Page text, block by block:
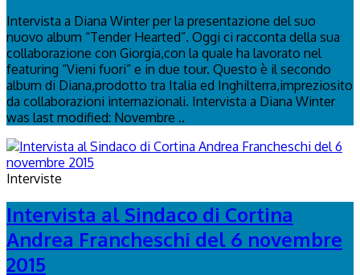
Intervista a Diana Winter per la presentazione del suo
nuovo album “Tender Hearted”. Oggi ci racconta della sua
collaborazione con Giorgia,con la quale ha lavorato nel
featuring “Vieni fuori” e in due tour. Questo è il secondo
album di Diana,prodotto tra Italia ed Inghilterra,impreziosito
da collaborazioni internazionali. Intervista a Diana Winter
was last modified: Novembre ..
Interviste
Intervista al Sindaco di Cortina
Andrea Francheschi del 6 novembre
2015